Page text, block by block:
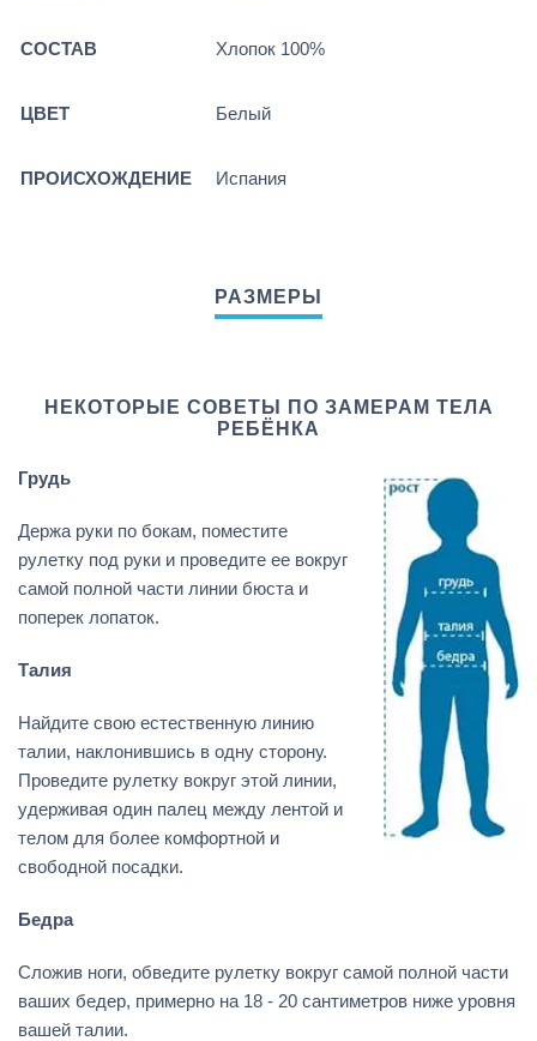
СОСТАВ Хлопок 100%
ЦВЕТ Белый
ПРОИСХОЖДЕНИЕ Испания
НЕКОТОРЫЕ СОВЕТЫ ПО ЗАМЕРАМ ТЕЛА
РЕБЁНКА
Грудь
Держа руки по бокам, поместите
рулетку под руки и проведите ее вокруг
самой полной части линии бюста и
поперек лопаток.
Талия
Найдите свою естественную линию
талии, наклонившись в одну сторону.
Проведите рулетку вокруг этой линии,
удерживая один палец между лентой и
телом для более комфортной и
свободной посадки.
Бедра
Сложив ноги, обведите рулетку вокруг самой полной части
ваших бедер, примерно на 18 - 20 сантиметров ниже уровня
вашей талии.